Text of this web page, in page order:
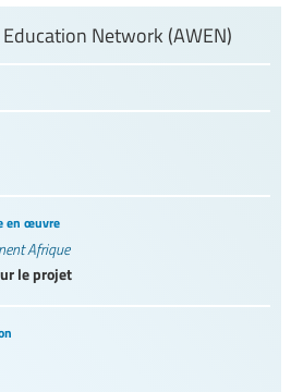
Network (AWEN)
en œuvre
Afrique
le projet